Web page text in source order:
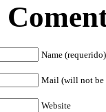
Name (requerido)
Mail (will not be
Website